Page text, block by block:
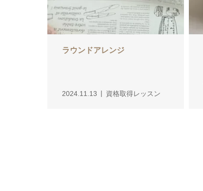
ラウンドアレンジ
2024.11.13 資格取得レッスン